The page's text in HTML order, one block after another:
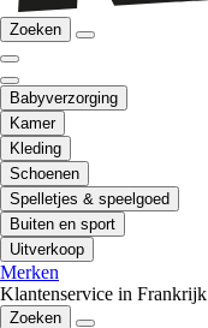
Zoeken
Babyverzorging
Kamer
Kleding
Schoenen
Spelletjes & speelgoed
Buiten en sport
Uitverkoop
Merken
Klantenservice in Frankrijk
Zoeken